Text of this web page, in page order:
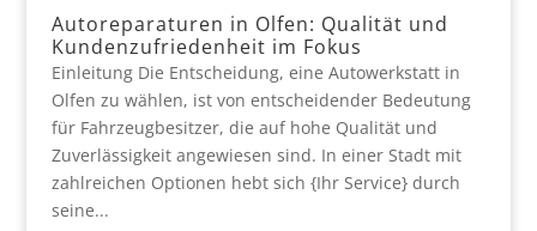
Autoreparaturen in Olfen: Qualität und
Kundenzufriedenheit im Fokus
Einleitung Die Entscheidung, eine Autowerkstatt in
Olfen zu wählen, ist von entscheidender Bedeutung
für Fahrzeugbesitzer, die auf hohe Qualität und
Zuverlässigkeit angewiesen sind. In einer Stadt mit
zahlreichen Optionen hebt sich {Ihr Service} durch
seine...